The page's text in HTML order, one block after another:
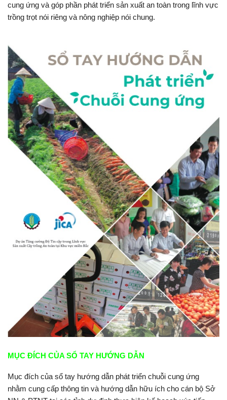
cung ứng và góp phần phát triển sản xuất an toàn trong lĩnh vực
trồng trọt nói riêng và nông nghiệp nói chung.
MỤC ĐÍCH CỦA SỔ TAY HƯỚNG DẪN
Mục đích của sổ tay hướng dẫn phát triển chuỗi cung ứng
nhằm cung cấp thông tin và hướng dẫn hữu ích cho cán bộ Sở